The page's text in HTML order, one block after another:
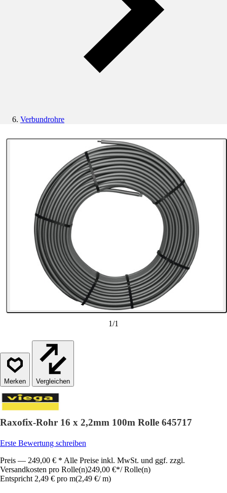
Verbundrohre
1/1
Vergleichen
Raxofix-Rohr 16 x 2,2mm 100m Rolle 645717
Erste Bewertung schreiben
Preis — 249,00 € * Alle Preise inkl. MwSt. und ggf. zzgl.
Versandkosten pro Rolle(n)249,00 €*/ Rolle(n)
Entspricht 2,49 € pro m(2,49 €/ m)